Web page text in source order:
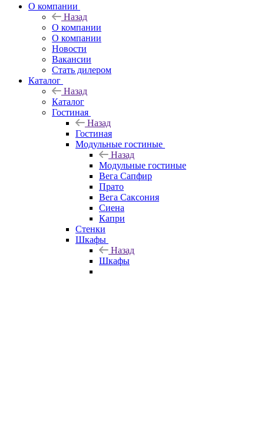
О компании
Назад
О компании
О компании
Новости
Вакансии
Стать дилером
Каталог
Назад
Каталог
Гостиная
Назад
Гостиная
Модульные гостиные
Назад
Модульные гостиные
Вега Сапфир
Прато
Вега Саксония
Сиена
Капри
Стенки
Шкафы
Назад
Шкафы